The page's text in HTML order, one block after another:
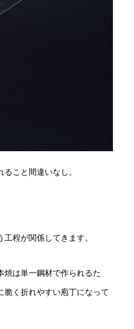
こと間違いなし。
程が関係してきます。
焼は単一鋼材で作られるた
く折れやすい庖丁になって